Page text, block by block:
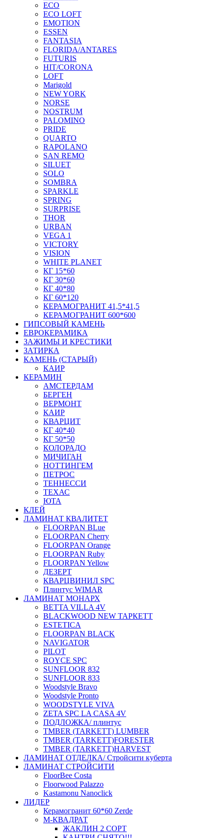
ECO
ECO LOFT
EMOTION
ESSEN
FANTASIA
FLORIDA/ANTARES
FUTURIS
HIT/CORONA
LOFT
Marigold
NEW YORK
NORSE
NOSTRUM
PALOMINO
PRIDE
QUARTO
RAPOLANO
SAN REMO
SILUET
SOLO
SOMBRA
SPARKLE
SPRING
SURPRISE
THOR
URBAN
VEGA 1
VICTORY
VISION
WHITE PLANET
КГ 15*60
КГ 30*60
КГ 40*80
КГ 60*120
КЕРАМОГРАНИТ 41,5*41,5
КЕРАМОГРАНИТ 600*600
ГИПСОВЫЙ КАМЕНЬ
ЕВРОКЕРАМИКА
ЗАЖИМЫ И КРЕСТИКИ
ЗАТИРКА
КАМЕНЬ (СТАРЫЙ)
КАИР
КЕРАМИН
АМСТЕРДАМ
БЕРГЕН
ВЕРМОНТ
КАИР
КВАРЦИТ
КГ 40*40
КГ 50*50
КОЛОРАДО
МИЧИГАН
НОТТИНГЕМ
ПЕТРОС
ТЕННЕССИ
ТЕХАС
ЮТА
КЛЕЙ
ЛАМИНАТ КВАЛИТЕТ
FLOORPAN BLue
FLOORPAN Cherry
FLOORPAN Orange
FLOORPAN Ruby
FLOORPAN Yellow
ДЕЗЕРТ
КВАРЦВИНИЛ SPC
Плинтус WIMAR
ЛАМИНАТ МОНАРХ
BETTA VILLA 4V
BLACKWOOD NEW ТАРКЕТТ
ESTETICA
FLOORPAN BLACK
NAVIGATOR
PILOT
ROYCE SPC
SUNFLOOR 832
SUNFLOOR 833
Woodstyle Bravo
Woodstyle Pronto
WOODSTYLE VIVA
ZETA SPC LA CASA 4V
ПОДЛОЖКА/ плинтус
ТMBER (TARKETT) LUMBER
ТMBER (TARKETT)FORESTER
ТMBER (TARKETT)HARVEST
ЛАМИНАТ ОТДЕЛКА/ Стройсити куберта
ЛАМИНАТ СТРОЙСИТИ
FloorBee Costa
Floorwood Palazzo
Kastamonu Nanoclick
ЛИДЕР
Керамогранит 60*60 Zerde
М-КВАДРАТ
ЖАКЛИН 2 СОРТ